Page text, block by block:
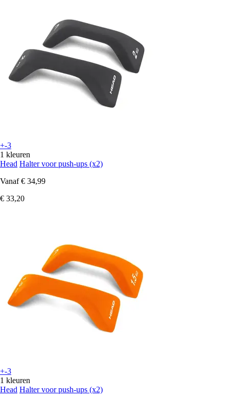
+-3
1 kleuren
Head Halter voor push-ups (x2)
Vanaf € 34,99
€ 33,20
+-3
1 kleuren
Head Halter voor push-ups (x2)